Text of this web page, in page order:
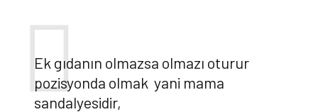
Ek gıdanın olmazsa olmazı oturur
pozisyonda olmak yani mama
sandalyesidir,